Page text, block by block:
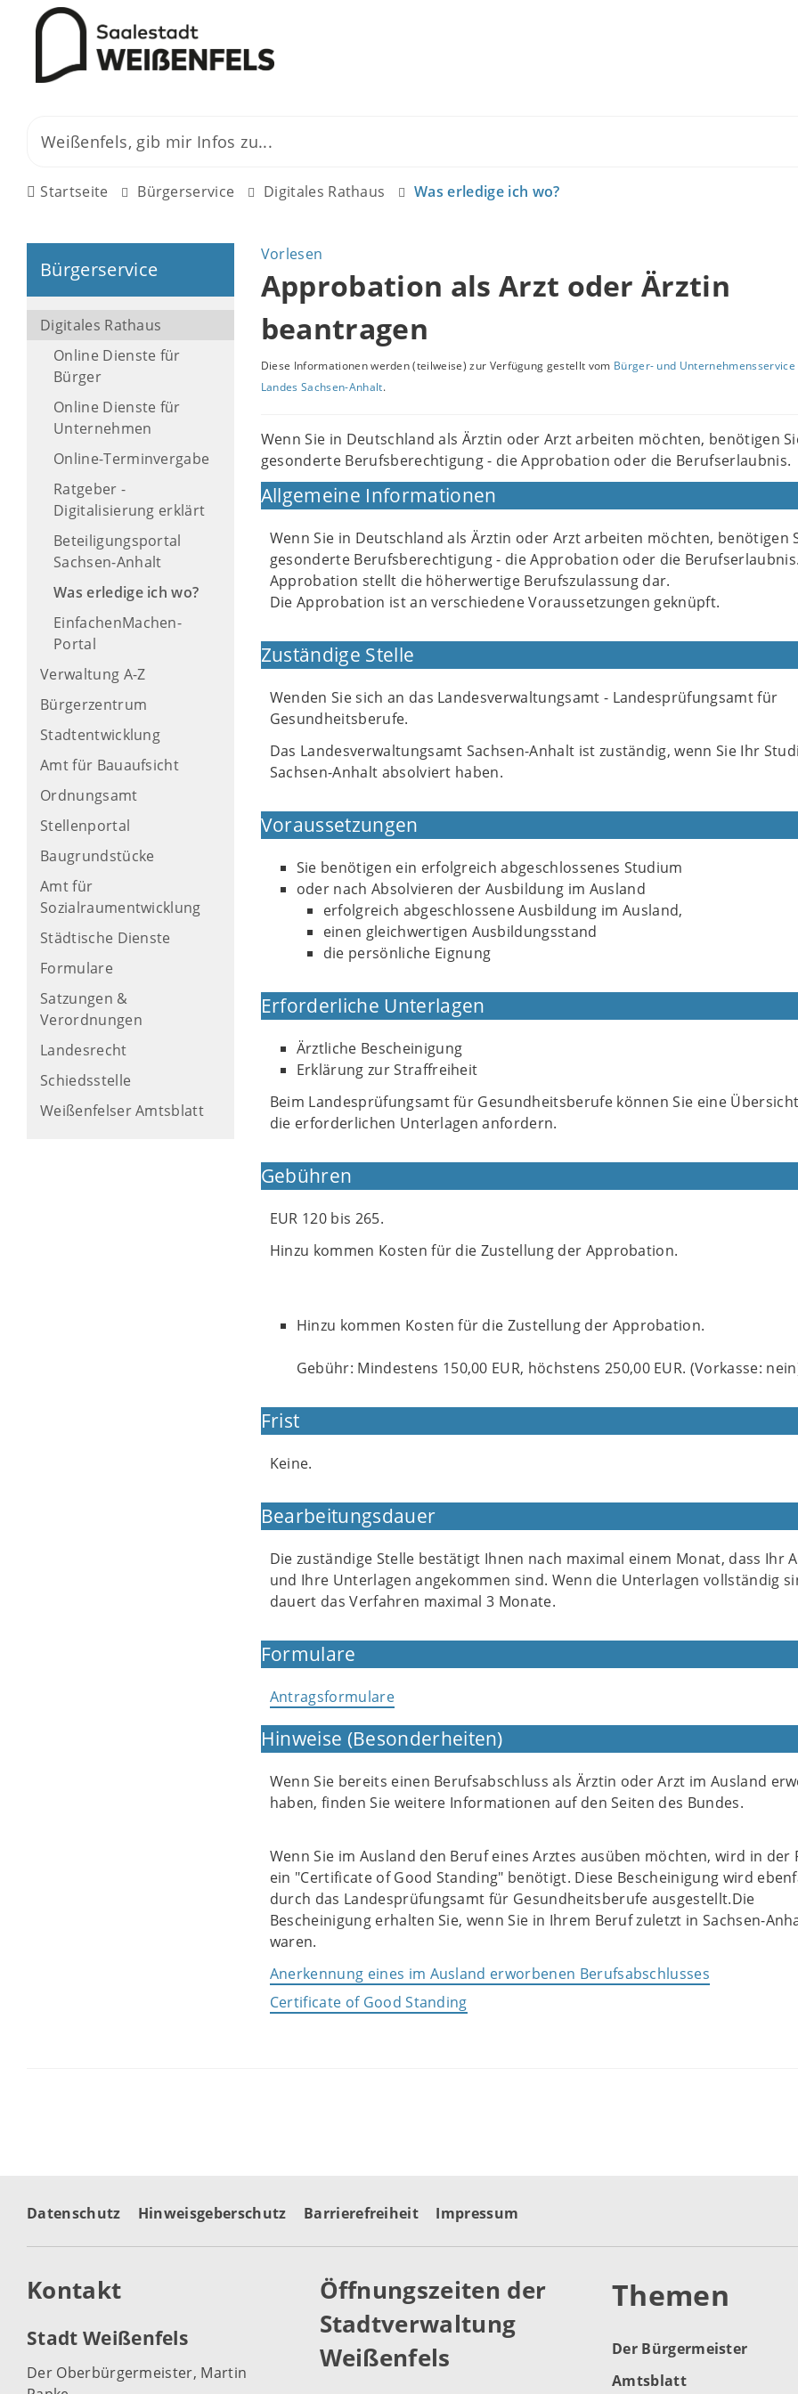
Startseite Bürgerservice Digitales Rathaus Was erledige ich wo?
Bürgerservice
Digitales Rathaus
Online Dienste für
Bürger
Online Dienste für
Unternehmen
Online-Terminvergabe
Ratgeber -
Digitalisierung erklärt
Beteiligungsportal
Sachsen-Anhalt
Was erledige ich wo?
EinfachenMachen-
Portal
Verwaltung A-Z
Bürgerzentrum
Stadtentwicklung
Amt für Bauaufsicht
Ordnungsamt
Stellenportal
Baugrundstücke
Amt für
Sozialraumentwicklung
Städtische Dienste
Formulare
Satzungen &
Verordnungen
Landesrecht
Schiedsstelle
Weißenfelser Amtsblatt
Vorlesen
Approbation als Arzt oder Ärztin
beantragen
Diese Informationen werden (teilweise) zur Verfügung gestellt vom Bürger- und Unternehmensservice
Landes Sachsen-Anhalt.
Wenn Sie in Deutschland als Ärztin oder Arzt arbeiten möchten, benötigen
gesonderte Berufsberechtigung - die Approbation oder die Berufserlaubnis.
Allgemeine Informationen
Wenn Sie in Deutschland als Ärztin oder Arzt arbeiten möchten, benötigen
gesonderte Berufsberechtigung - die Approbation oder die
Approbation stellt die höherwertige Berufszulassung dar.
Die Approbation ist an verschiedene Voraussetzungen geknüpft.
Zuständige Stelle
Wenden Sie sich an das Landesverwaltungsamt - Landesprüfungsamt für
Gesundheitsberufe.
Das Landesverwaltungsamt Sachsen-Anhalt ist zuständig, wenn Sie Ihr
Sachsen-Anhalt absolviert haben.
Voraussetzungen
Sie benötigen ein erfolgreich abgeschlossenes Studium
oder nach Absolvieren der Ausbildung im Ausland
erfolgreich abgeschlossene Ausbildung im Ausland,
einen gleichwertigen Ausbildungsstand
die persönliche Eignung
Erforderliche Unterlagen
Ärztliche Bescheinigung
Erklärung zur Straffreiheit
Beim Landesprüfungsamt für Gesundheitsberufe können Sie eine
die erforderlichen Unterlagen anfordern.
Gebühren
EUR 120 bis 265.
Hinzu kommen Kosten für die Zustellung der Approbation.
Hinzu kommen Kosten für die Zustellung der Approbation.
Gebühr: Mindestens 150,00 EUR, höchstens 250,00 EUR. (Vorkasse:
Frist
Keine.
Bearbeitungsdauer
Die zuständige Stelle bestätigt Ihnen nach maximal einem Monat, dass Ihr
und Ihre Unterlagen angekommen sind. Wenn die Unterlagen vollständig
dauert das Verfahren maximal 3 Monate.
Formulare
Antragsformulare
Hinweise (Besonderheiten)
Wenn Sie bereits einen Berufsabschluss als Ärztin oder Arzt im Ausland
haben, finden Sie weitere Informationen auf den Seiten des Bundes.
Wenn Sie im Ausland den Beruf eines Arztes ausüben möchten, wird in der
ein "Certificate of Good Standing" benötigt. Diese Bescheinigung wird
durch das Landesprüfungsamt für Gesundheitsberufe ausgestellt.Die
Bescheinigung erhalten Sie, wenn Sie in Ihrem Beruf zuletzt in Sachsen-
waren.
Anerkennung eines im Ausland erworbenen Berufsabschlusses
Certificate of Good Standing
Datenschutz Hinweisgeberschutz Barrierefreiheit Impressum
Kontakt
Stadt Weißenfels
Der Oberbürgermeister, Martin
Öffnungszeiten der
Stadtverwaltung
Weißenfels
Themen
Der Bürgermeister
Amtsblatt